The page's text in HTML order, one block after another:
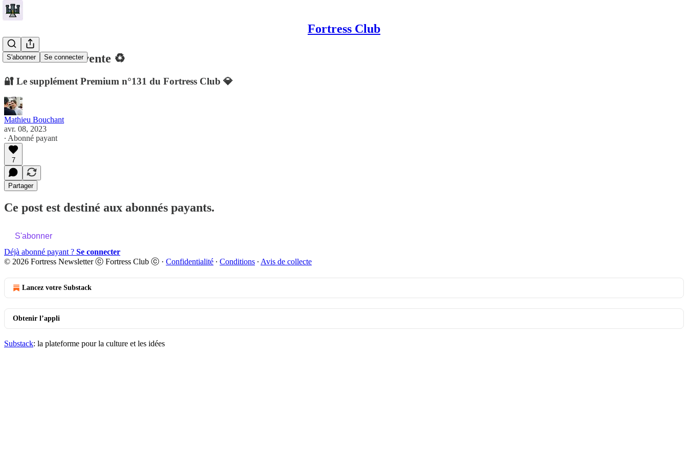
Fortress Club
S'abonner Se connecter
🏰 1 achat & 1 vente ♻️
🔐 Le supplément Premium n°131 du Fortress Club 💎
Mathieu Bouchant
avr. 08, 2023
∙ Abonné payant
7
Partager
Ce post est destiné aux abonnés payants.
S'abonner
Déjà abonné payant ? Se connecter
© 2026 Fortress Newsletter ⓒ Fortress Club ⓒ · Confidentialité ∙ Conditions ∙ Avis de collecte
Lancez votre Substack
Obtenir l’appli
Substack: la plateforme pour la culture et les idées